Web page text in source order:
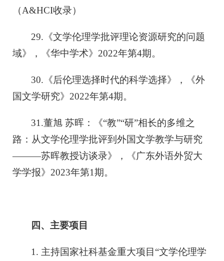
（A&HCI收录）
29.《文学伦理学批评理论资源研究的问题
域》，《华中学术》2022年第4期。
30.《后伦理选择时代的科学选择》，《外
国文学研究》2022年第4期。
31.董旭 苏晖：《“教”“研”相长的多维之
路：从文学伦理学批评到外国文学教学与研究
———苏晖教授访谈录》，《广东外语外贸大
学学报》2023年第1期。
四、主要项目
1. 主持国家社科基金重大项目“文学伦理学